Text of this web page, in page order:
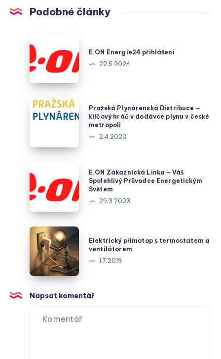
Podobné články
Energie24
přihlášení
E.ON Energie24 přihlášení
22.5.2024
Pražská
Plynárenská
klíčový
dodávce
plynu
české
metropoli
Pražská Plynárenská Distribuce –
klíčový hráč v dodávce plynu v české
metropoli
2.4.2023
Zákaznická
Linka
Váš
Spolehlivý
Průvodce
Energetickým
Světem
E.ON Zákaznická Linka – Váš
Spolehlivý Průvodce Energetickým
Světem
29.3.2023
Elektrický
přímotop
termostatem
ventilátorem
Elektrický přímotop s termostatem a
ventilátorem
1.7.2019
Napsat komentář